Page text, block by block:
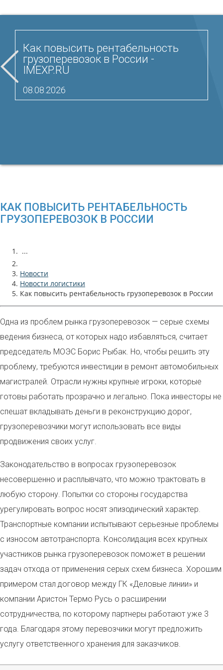
Как повысить рентабельность
грузоперевозок в России -
IMEXP.RU
08.08.2026
КАК ПОВЫСИТЬ РЕНТАБЕЛЬНОСТЬ
ГРУЗОПЕРЕВОЗОК В РОССИИ
...
Новости
Новости логистики
Как повысить рентабельность грузоперевозок в России
Одна из проблем рынка грузоперевозок — серые схемы
ведения бизнеса, от которых надо избавляться, считает
председатель МОЭС Борис Рыбак. Но, чтобы решить эту
проблему, требуются инвестиции в ремонт автомобильных
магистралей. Отрасли нужны крупные игроки, которые
готовы работать прозрачно и легально. Пока инвесторы не
спешат вкладывать деньги в реконструкцию дорог,
грузоперевозчики могут использовать все виды
продвижения своих услуг.
Законодательство в вопросах грузоперевозок
несовершенно и расплывчато, что можно трактовать в
любую сторону. Попытки со стороны государства
урегулировать вопрос носят эпизодический характер.
Транспортные компании испытывают серьезные проблемы
с износом автотранспорта. Консолидация всех крупных
участников рынка грузоперевозок поможет в решении
задач отхода от применения серых схем бизнеса. Хорошим
примером стал договор между ГК «Деловые линии» и
компании Аристон Термо Русь о расширении
сотрудничества, по которому партнеры работают уже 3
года. Благодаря этому перевозчики могут предложить
услугу ответственного хранения для заказчиков.